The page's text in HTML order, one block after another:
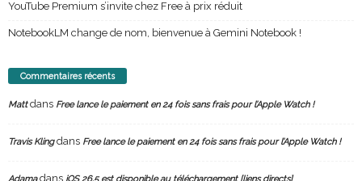
YouTube Premium s’invite chez Free à prix réduit
NotebookLM change de nom, bienvenue à Gemini Notebook !
Commentaires récents
Mattdans Free lance le paiement en 24 fois sans frais pour l’Apple Watch !
Travis Klingdans Free lance le paiement en 24 fois sans frais pour l’Apple Watch !
dans